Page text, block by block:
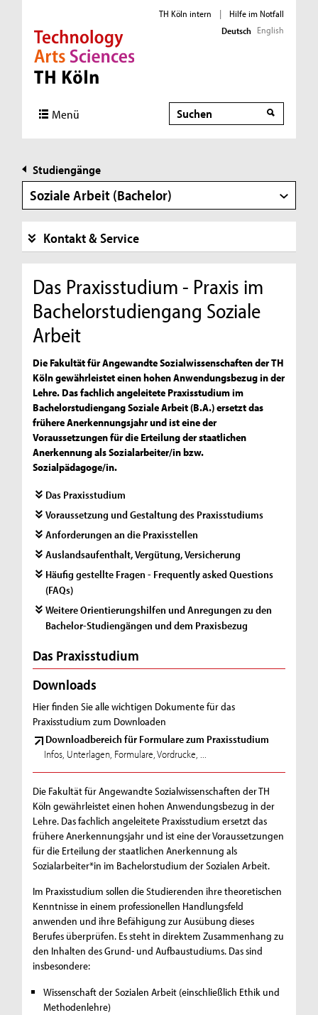
Direkt zur Hauptnavigation
Direkt zur Subnavigation
Direkt zum Inhalt
Direkt zum Fußbereich
TH Köln intern |
Hilfe im Notfall
Deutsch English
Menü Suche
Studiengänge
Soziale Arbeit (Bachelor)
Kontakt & Service
Das Praxisstudium - Praxis im
Bachelorstudiengang Soziale
Arbeit
Die Fakultät für Angewandte Sozialwissenschaften der TH
Köln gewährleistet einen hohen Anwendungsbezug in der
Lehre. Das fachlich angeleitete Praxisstudium im
Bachelorstudiengang Soziale Arbeit (B.A.) ersetzt das
frühere Anerkennungsjahr und ist eine der
Voraussetzungen für die Erteilung der staatlichen
Anerkennung als Sozialarbeiter/in bzw.
Sozialpädagoge/in.
Das Praxisstudium
Voraussetzung und Gestaltung des Praxisstudiums
Anforderungen an die Praxisstellen
Auslandsaufenthalt, Vergütung, Versicherung
Häufig gestellte Fragen - Frequently asked Questions
(FAQs)
Weitere Orientierungshilfen und Anregungen zu den
Bachelor-Studiengängen und dem Praxisbezug
Das Praxisstudium
Downloads
Hier finden Sie alle wichtigen Dokumente für das
Praxisstudium zum Downloaden
Downloadbereich für Formulare zum Praxisstudium
Infos, Unterlagen, Formulare, Vordrucke, ...
Die Fakultät für Angewandte Sozialwissenschaften der TH
Köln gewährleistet einen hohen Anwendungsbezug in der
Lehre. Das fachlich angeleitete Praxisstudium ersetzt das
frühere Anerkennungsjahr und ist eine der Voraussetzungen
für die Erteilung der staatlichen Anerkennung als
Sozialarbeiter*in im Bachelorstudium der Sozialen Arbeit.
Im Praxisstudium sollen die Studierenden ihre theoretischen
Kenntnisse in einem professionellen Handlungsfeld
anwenden und ihre Befähigung zur Ausübung dieses
Berufes überprüfen. Es steht in direktem Zusammenhang zu
den Inhalten des Grund- und Aufbaustudiums. Das sind
insbesondere:
Wissenschaft der Sozialen Arbeit (einschließlich Ethik und
Methodenlehre)